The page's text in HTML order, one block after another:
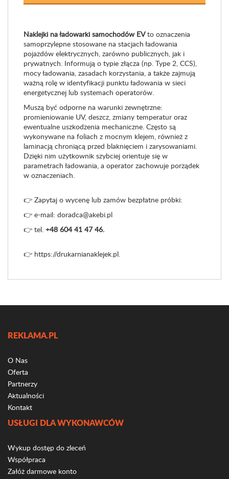
ChatGPT
powiedział:
Naklejki na ładowarki samochodów EVto oznaczenia
samoprzylepne stosowane na stacjach ładowania
pojazdów elektrycznych, zarówno publicznych, jak i
prywatnych. Informują o typie złącza (np. Type 2, CCS),
mocy ładowania, zasadach korzystania, a także zajmują
ważną rolę w identyfikacji punktu ładowania w sieci
energetycznej lub systemach operatorów.
Muszą być odporne na warunki zewnętrzne:
promieniowanie UV, deszcz, zmiany temperatur oraz
ewentualne uszkodzenia mechaniczne. Często są
wykonywane na foliach z mocnym klejem, również z
laminacją chroniącą przed blaknięciem i zarysowaniami.
Dzięki nim użytkownik szybciej orientuje się w
parametrach ładowania, a operator zachowuje porządek
w oznaczeniach.
👉 Zapytaj o wycenę lub zamów bezpłatne próbki:
👉 e-mail: doradca@akebi.pl
👉 tel. +48 604 41 47 46.
👉 https://drukarnianaklejek.pl.
REKLAMA.PL
O Nas
Oferta
Partnerzy
Aktualności
Kontakt
USŁUGI DLA WYKONAWCÓW
Wykup dostęp do zleceń
Współpraca
Załóż darmowe konto